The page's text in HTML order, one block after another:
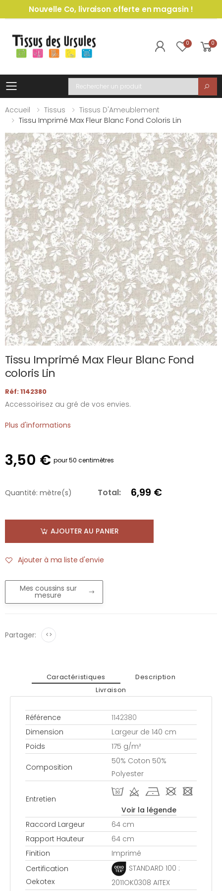
Nouvelle Co, livraison offerte en magasin !
0 0
Toggle mobile menu
Recherche
Accueil
Tissus
Tissus D'Ameublement
Tissu Imprimé Max Fleur Blanc Fond Coloris Lin
Tissu Imprimé Max Fleur Blanc Fond
coloris Lin
Réf: 1142380
Accessoirisez au gré de vos envies.
Plus d'informations
3,50 € pour 50 centimètres
Quantité: mètre(s) Total: 6,99 €
AJOUTER AU PANIER
Ajouter à ma liste d'envie
Mes coussins sur
mesure
Partager: <>
Caractéristiques
Description
Livraison
Référence
1142380
Dimension
Largeur de 140 cm
Poids
175 g/m²
Composition
50% Coton 50%
Polyester
Entretien
T d h # -
Voir la légende
Raccord Largeur
64 cm
Rapport Hauteur
64 cm
Finition
Imprimé
Certification
Oekotex
STANDARD 100 :
2011OK0308 AITEX